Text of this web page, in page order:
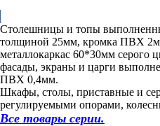
Столешницы и топы
толщиной 25мм, кромка ПВХ
металлокаркас 60*30мм серого
фасады, экраны и царги
ПВХ 0,4мм.
Шкафы, столы, приставные и
регулируемыми опорами,
Все товары серии.